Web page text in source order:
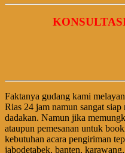
Faktanya gudang kami
Rias 24 jam namun sangat
dadakan. Namun jika
ataupun pemesanan untuk
kebutuhan acara pengiriman
jabodetabek, banten,